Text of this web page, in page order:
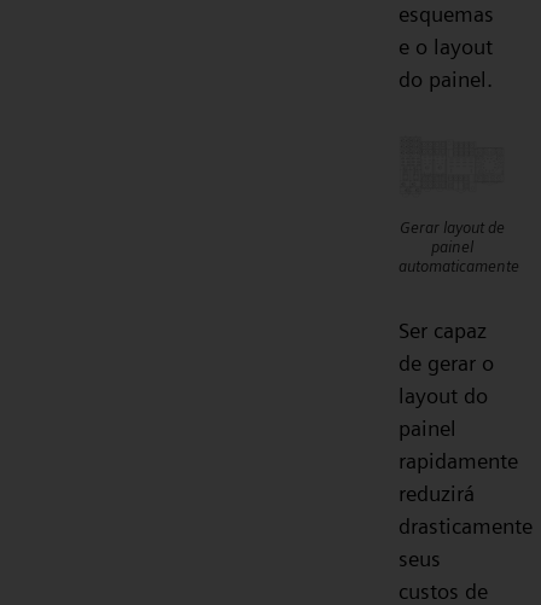
esquemas
e o layout
do painel.
Gerar layout de
painel
automaticamente
Ser capaz
de gerar o
layout do
painel
rapidamente
reduzirá
drasticamente
seus
custos de